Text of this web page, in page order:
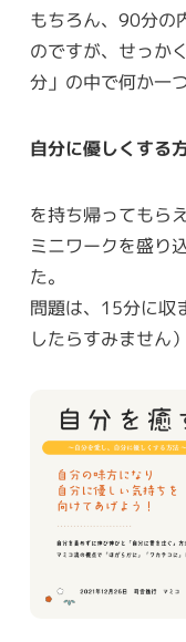
もちろん、90分の
のですが、せっか
分」の中で何か一
自分に優しくする
を持ち帰ってもら
ミニワークを盛り
た。
問題は、15分に収
したらすみません）